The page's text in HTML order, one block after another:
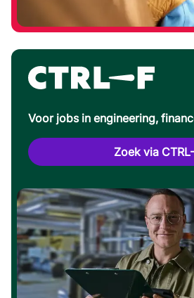
Voor jobs in engineering,
Zoek via